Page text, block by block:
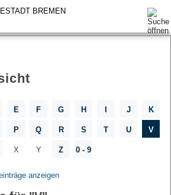
E F G H J K
P Q R S T U V
X Y Z 0 - 9
anzeigen